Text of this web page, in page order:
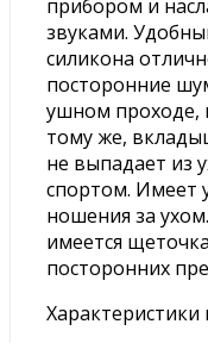
прибором и
звуками.
силикона
посторонние
ушном проходе,
тому же,
не выпадает из
спортом. Имеет
ношения за
имеется
посторонних
Характеристики